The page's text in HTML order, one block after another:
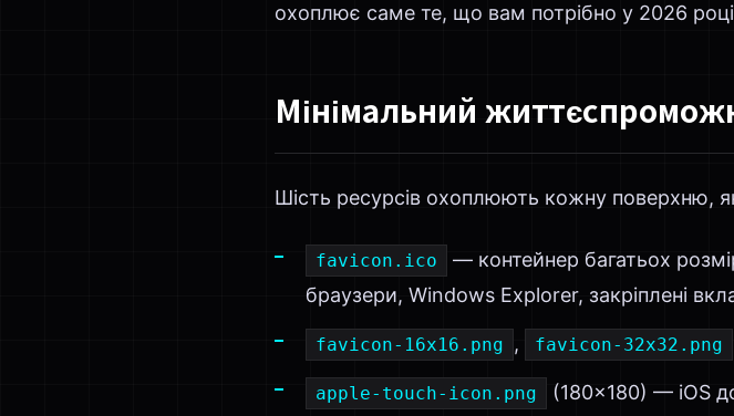
охоплює саме те, що вам потрібно у 2026
Мінімальний
Шість ресурсів охоплюють кожну поверхню,
favicon.ico
— контейнер багатьох
браузери, Windows Explorer, закріплені
favicon-16x16.png , favicon-32x32.png
apple-touch-icon.png (180×180) — iOS